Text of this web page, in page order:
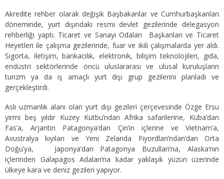
Akredite rehber olarak değişik Başbakanlar ve Cumhurbaşkanları
döneminde, yurt dışındaki resmi devlet gezilerinde delegasyon
rehberliği yaptı. Ticaret ve Sanayi Odaları Başkanları ve Ticaret
Heyetleri ile çalışma gezilerinde, fuar ve ikili çalışmalarda yer aldı.
Sigorta, iletişim, bankacılık, elektronik, bilişim teknolojileri, gıda,
endüstri sektörlerinde öncü uluslararası ve ulusal kuruluşların
turizm ya da iş amaçlı yurt dışı grup gezilerini planladı ve
gerçekleştirdi.
Aslı uzmanlık alanı olan yurt dışı gezileri çerçevesinde Özge Ersu
yirmi beş yıldır Kuzey Kutbu’ndan Afrika safarilerine, Küba’dan
Fas’a, Arjantin Patagonya’dan Çin’in içlerine ve Vietnam’a,
Avustralya kıyıları ve Yeni Zelanda Fiyordları’ndan’dan Orta
Doğu’ya, Japonya’dan Patagonya Buzulları’na, Alaska’nın
içlerinden Galapagos Adaları’na kadar yaklaşık yüzün üzerinde
ülkeye kara ve deniz gezileri yapıyor.